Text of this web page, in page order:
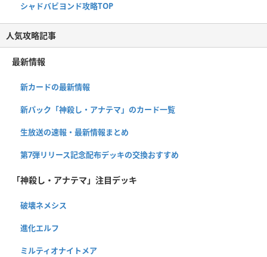
シャドバビヨンド攻略TOP
人気攻略記事
最新情報
新カードの最新情報
新パック「神殺し・アナテマ」のカード一覧
生放送の速報・最新情報まとめ
第7弾リリース記念配布デッキの交換おすすめ
「神殺し・アナテマ」注目デッキ
破壊ネメシス
進化エルフ
ミルティオナイトメア